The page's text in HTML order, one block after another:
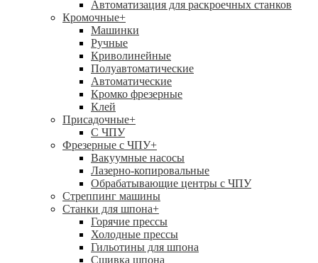
Автоматизация для раскроечных станков
Кромочные+
Машинки
Ручные
Криволинейные
Полуавтоматические
Автоматические
Кромко фрезерные
Клей
Присадочные+
С ЧПУ
Фрезерные с ЧПУ+
Вакуумные насосы
Лазерно-копировальные
Обрабатывающие центры с ЧПУ
Стреппинг машины
Станки для шпона+
Горячие прессы
Холодные прессы
Гильотины для шпона
Сшивка шпона